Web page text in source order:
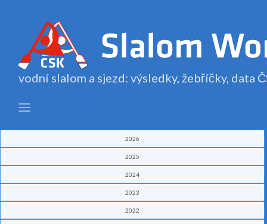
vodní slalom a sjezd: výsledky, žebříčky, data
2026
2025
2024
2023
2022